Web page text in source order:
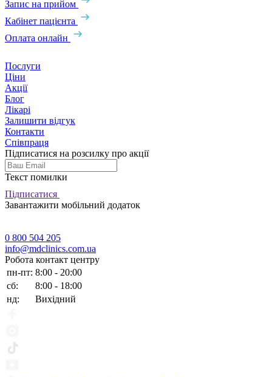
Запис на прийом
Кабінет пацієнта
Оплата онлайн
Послуги
Ціни
Акції
Блог
Лікарі
Залишити відгук
Контакти
Співпраця
Підписатися на розсилку про акції
Текст помилки
Підписатися
Завантажити мобільний додаток
0 800 504 205
info@mdclinics.com.ua
Робота контакт центру
пн-пт: 8:00 - 20:00
сб:
8:00 - 18:00
нд:
Вихідний